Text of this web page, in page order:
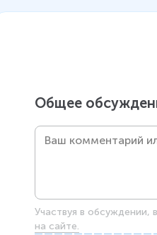
Общее
Участвуя в обсуждении,
на сайте.